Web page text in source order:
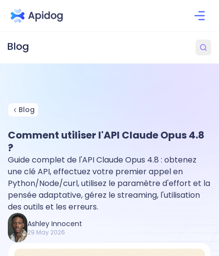
Blog
Comment utiliser l'API Claude Opus 4.8
?
Guide complet de l'API Claude Opus 4.8 : obtenez
une clé API, effectuez votre premier appel en
Python/Node/curl, utilisez le paramètre d'effort et la
pensée adaptative, gérez le streaming, l'utilisation
des outils et les erreurs.
Ashley Innocent
29 May 2026